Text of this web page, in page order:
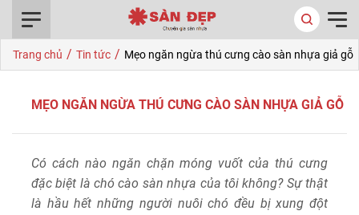
Trang chủ / Tin tức / Mẹo ngăn ngừa thú cưng cào sàn nhựa giả gỗ
MẸO NGĂN NGỪA THÚ CƯNG CÀO SÀN NHỰA GIẢ GỖ
Có cách nào ngăn chặn móng vuốt của thú cưng
đặc biệt là chó cào sàn nhựa của tôi không? Sự thật
là hầu hết những người nuôi chó đều bị xung đột